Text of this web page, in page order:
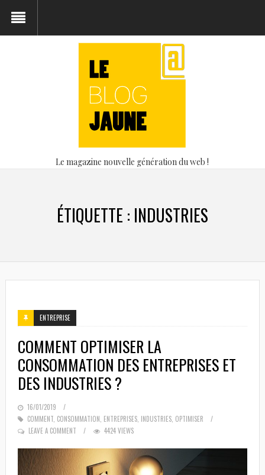
Le magazine nouvelle génération du web !
ÉTIQUETTE : INDUSTRIES
ENTREPRISE
COMMENT OPTIMISER LA
CONSOMMATION DES ENTREPRISES ET
DES INDUSTRIES ?
POSTED
ON
16/01/2019
COMMENT, CONSOMMATION ENTREPRISES, INDUSTRIES, OPTIMISER
LEAVE A COMMENT
4424 VIEWS